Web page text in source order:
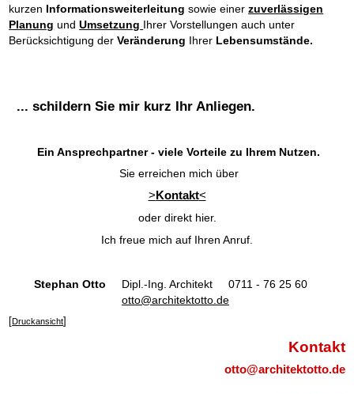
kurzen Informationsweiterleitung sowie einerzuverlässigen
Planung und Umsetzung Ihrer Vorstellungen auch unter
Berücksichtigung derVeränderung Ihrer Lebensumstände.
... schildern Sie mir kurz Ihr Anliegen.
Ein Ansprechpartner - viele Vorteile zu Ihrem Nutzen.
Sie erreichen mich über
>Kontakt<
oder direkt hier.
Ich freue mich auf Ihren Anruf.
Stephan Otto Dipl.-Ing. Architekt 0711 - 76 25 60
otto@architektotto.de
[Druckansicht]
Kontakt
otto@architektotto.de